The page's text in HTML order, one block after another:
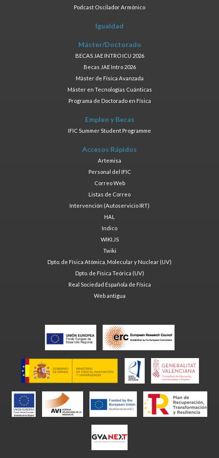
Podcast Oscilador Armónico
Igualdad
Máster/Doctorado
BECAS JAE INTRO ICU 2026
Becas JAE Intro 2026
Máster de Física Avanzada
Máster en Tecnologías Cuánticas
Programa de Doctorado en Física
Empleo y Becas
IFIC Summer Student Programme
Accesos Rápidos
Artemisa
Personal del IFIC
Correo Web
Listas de Correo
Intervención (Autoservicio IRT)
HAL
Indico
WIKI.JS
Twiki
Dpto. de Física Atómica, Molecular y Nuclear (UV)
Dpto. de Física Teórica (UV)
Real Sociedad Española de Física
Web antigua